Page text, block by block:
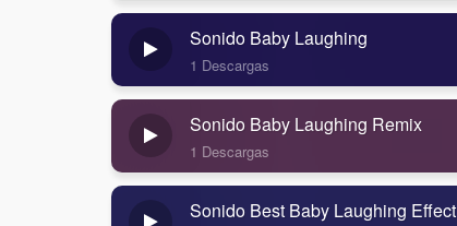
Sonido Baby Laughing
1 Descargas
Sonido Baby Laughing Remix
1 Descargas
Sonido Best Baby Laughing Effect